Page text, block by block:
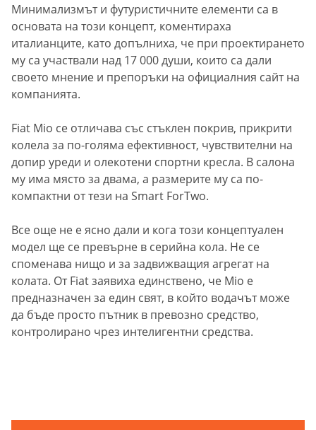
Минимализмът и футуристичните елементи са в
основата на този концепт, коментираха
италианците, като допълниха, че при проектирането
му са участвали над 17 000 души, които са дали
своето мнение и препоръки на официалния сайт на
компанията.
Fiat Mio се отличава със стъклен покрив, прикрити
колела за по-голяма ефективност, чувствителни на
допир уреди и олекотени спортни кресла. В салона
му има място за двама, а размерите му са по-
компактни от тези на Smart ForTwo.
Все още не е ясно дали и кога този концептуален
модел ще се превърне в серийна кола. Не се
споменава нищо и за задвижващия агрегат на
колата. От Fiat заявиха единствено, че Mio е
предназначен за един свят, в който водачът може
да бъде просто пътник в превозно средство,
контролирано чрез интелигентни средства.